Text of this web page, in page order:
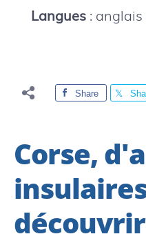
Langues :
Share
Corse,
découvrir